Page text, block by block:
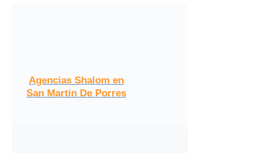
Agencias Shalom en
San Martin De Porres